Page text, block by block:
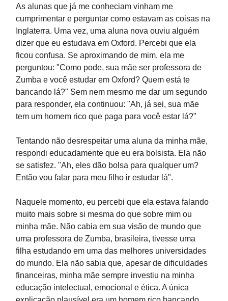
As alunas que já me conheciam vinham me
cumprimentar e perguntar como estavam as coisas na
Inglaterra. Uma vez, uma aluna nova ouviu alguém
dizer que eu estudava em Oxford. Percebi que ela
ficou confusa. Se aproximando de mim, ela me
perguntou: "Como pode, sua mãe ser professora de
Zumba e você estudar em Oxford? Quem está te
bancando lá?" Sem nem mesmo me dar um segundo
para responder, ela continuou: "Ah, já sei, sua mãe
tem um homem rico que paga para você estar lá?"
Tentando não desrespeitar uma aluna da minha mãe,
respondi educadamente que eu era bolsista. Ela não
se satisfez. "Ah, eles dão bolsa para qualquer um?
Então vou falar para meu filho ir estudar lá".
Naquele momento, eu percebi que ela estava falando
muito mais sobre si mesma do que sobre mim ou
minha mãe. Não cabia em sua visão de mundo que
uma professora de Zumba, brasileira, tivesse uma
filha estudando em uma das melhores universidades
do mundo. Ela não sabia que, apesar de dificuldades
financeiras, minha mãe sempre investiu na minha
educação intelectual, emocional e ética. A única